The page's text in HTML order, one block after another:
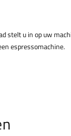
u in op uw
espressomachine.